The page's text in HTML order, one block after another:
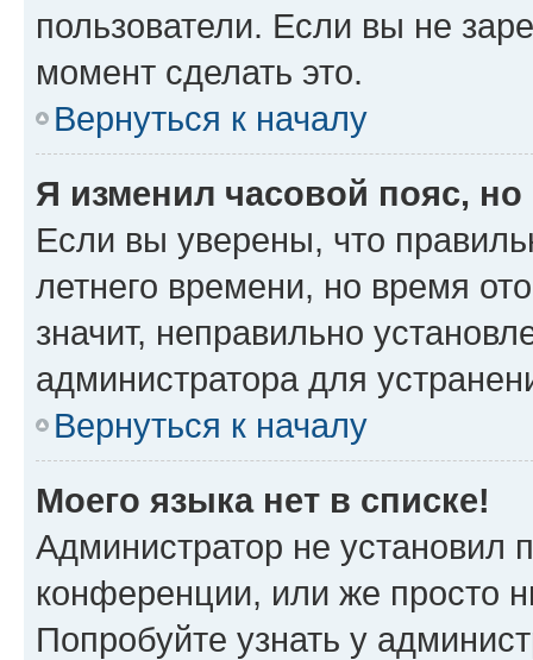
пользователи. Если вы не
момент сделать это.
Вернуться к началу
Я изменил часовой пояс,
Если вы уверены, что
летнего времени, но время
значит, неправильно
администратора для
Вернуться к началу
Моего языка нет в списке!
Администратор не установил
конференции, или же просто
Попробуйте узнать у